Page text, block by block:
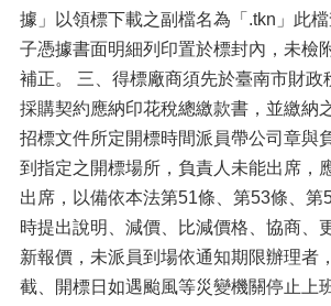
據」以領標下載之副檔名為「.tkn」此
子憑據書面明細列印置於標封內，未檢
補正。 三、得標廠商須先於臺南市財政
採購契約應納印花稅總繳款書，並繳納
招標文件所定開標時間派員帶公司章與
到指定之開標場所，負責人未能出席，
出席，以備依本法第51條、第53條、第
時提出說明、減價、比減價格、協商、
新報價，未派員到場依通知期限辦理者
截、開標日如遇颱風等災變機關停止上